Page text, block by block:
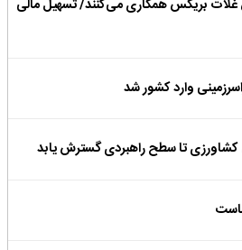
غلات بریکس همکاری می‌کنند/ تسهیل مالی
تا سطح راهبردی گسترش یابد